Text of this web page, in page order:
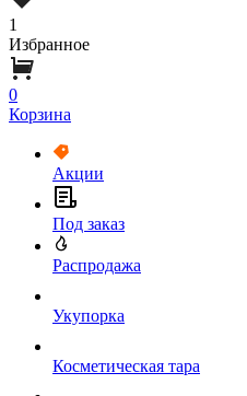
1
Избранное
0
Корзина
Акции
Под заказ
Распродажа
Укупорка
Косметическая тара